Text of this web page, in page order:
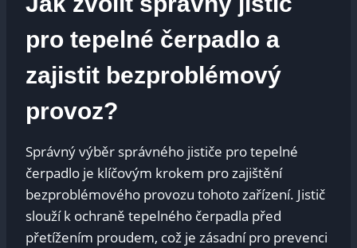
pro tepelné čerpadlo a
zajistit bezproblémový
provoz?
Správný výběr správného jističe pro ⁣tepelné
čerpadlo ‌je klíčovým krokem pro zajištění
bezproblémového provozu tohoto ⁢zařízení.‍ Jistič
slouží k⁣ ochraně tepelného čerpadla před⁣
přetížením proudem, což je zásadní ⁢pro ‌prevenci